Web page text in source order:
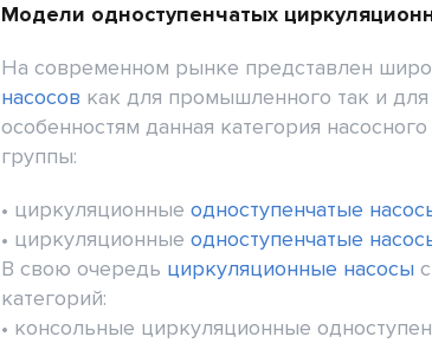
Модели одноступенчатых
На современном рынке представлен
насосов как для промышленного так и
особенностям данная категория
группы:
• циркуляционные одноступенчатые
• циркуляционные одноступенчатые
В свою очередь циркуляционные насосы
категорий:
• консольные циркуляционные